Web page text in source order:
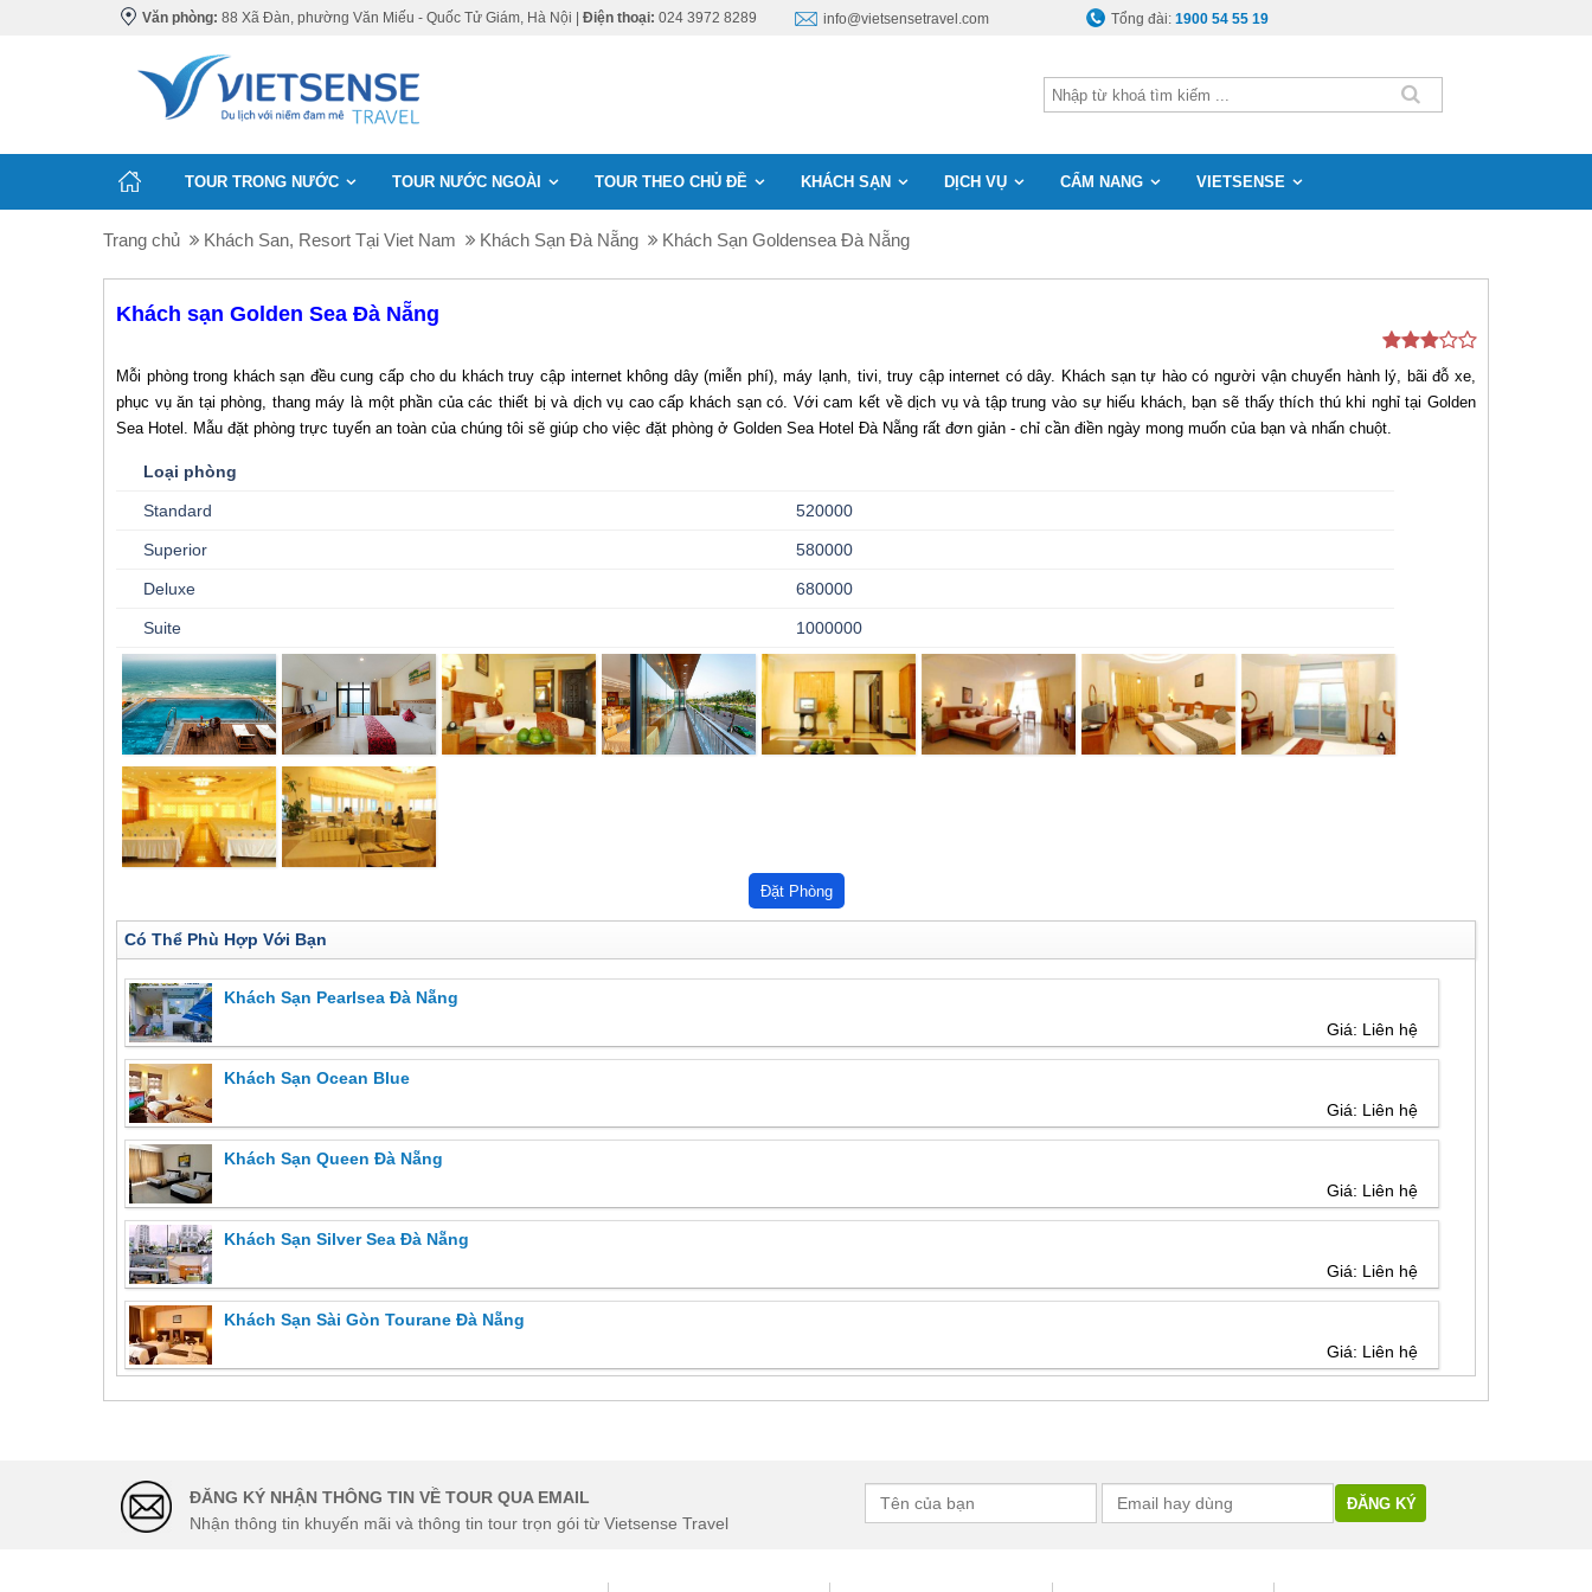
Văn phòng: 88 Xã Đàn, phường Văn Miếu - Quốc Tử Giám, Hà Nội | Điện thoại: 024 3972 8289 info@vietsensetravel.com Tổng đài:1900 54 55 19
TOUR TRONG NƯỚC TOUR NƯỚC NGOÀI TOUR THEO CHỦ ĐỀ KHÁCH SẠN DỊCH VỤ CẨM NANG VIETSENSE
Trang chủ Khách San, Resort Tại Viet Nam Khách Sạn Đà Nẵng Khách Sạn Goldensea Đà Nẵng
Khách sạn Golden Sea Đà Nẵng
Mỗi phòng trong khách sạn đều cung cấp cho du khách truy cập internet không dây (miễn phí), máy lạnh, tivi, truy cập internet có dây. Khách sạn tự hào có người vận chuyển hành lý, bãi đỗ xe,
phục vụ ăn tại phòng, thang máy là một phần của các thiết bị và dịch vụ cao cấp khách sạn có. Với cam kết về dịch vụ và tập trung vào sự hiếu khách, bạn sẽ thấy thích thú khi nghỉ tại Golden
Sea Hotel. Mẫu đặt phòng trực tuyến an toàn của chúng tôi sẽ giúp cho việc đặt phòng ở Golden Sea Hotel Đà Nẵng rất đơn giản - chỉ cần điền ngày mong muốn của bạn và nhấn chuột.
Loại phòng
Standard 520000
Superior 580000
Deluxe 680000
Suite 1000000
Có Thể Phù Hợp Với Bạn
Khách Sạn Pearlsea Đà Nẵng
Giá: Liên hệ
Khách Sạn Ocean Blue
Giá: Liên hệ
Khách Sạn Queen Đà Nẵng
Giá: Liên hệ
Khách Sạn Silver Sea Đà Nẵng
Giá: Liên hệ
Khách Sạn Sài Gòn Tourane Đà Nẵng
Giá: Liên hệ
ĐĂNG KÝ NHẬN THÔNG TIN VỀ TOUR QUA EMAIL
Nhận thông tin khuyến mãi và thông tin tour trọn gói từ Vietsense Travel